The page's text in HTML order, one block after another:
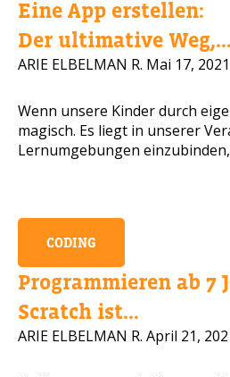
Eine App erstellen:
Der ultimative Weg,...
ARIE ELBELMAN R. Mai 17, 2021
Wenn unsere Kinder durch
magisch. Es liegt in unserer
Lernumgebungen einzubinden,
CODING
Programmieren ab 7
Scratch ist...
ARIE ELBELMAN R. April 21,
Handynummer
Lesen Sie unsere